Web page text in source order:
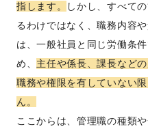
指します。
しかし、すべて
るわけではなく、職務内容
は、一般社員と同じ労働条
め、 主任や係長、課長など
職務や権限を有していない
ん。
ここからは、管理職の種類